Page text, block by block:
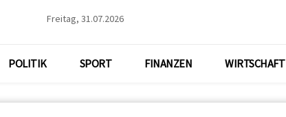
Freitag, 31.07.2026
POLITIK SPORT FINANZEN WIRTSCHAFT